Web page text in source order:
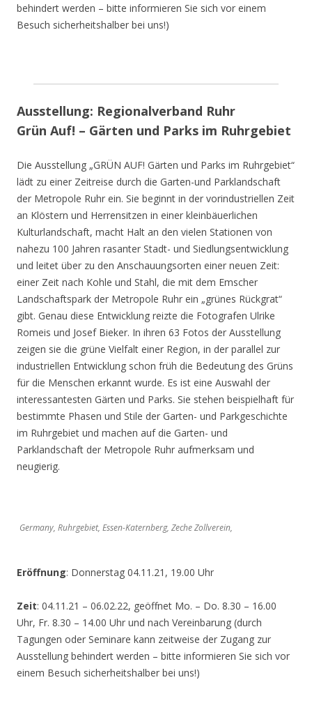
behindert werden – bitte informieren Sie sich vor einem
Besuch sicherheitshalber bei uns!)
Ausstellung: Regionalverband Ruhr
Grün Auf! – Gärten und Parks im Ruhrgebiet
Die Ausstellung „GRÜN AUF! Gärten und Parks im Ruhrgebiet“
lädt zu einer Zeitreise durch die Garten-und Parklandschaft
der Metropole Ruhr ein. Sie beginnt in der vorindustriellen Zeit
an Klöstern und Herrensitzen in einer kleinbäuerlichen
Kulturlandschaft, macht Halt an den vielen Stationen von
nahezu 100 Jahren rasanter Stadt- und Siedlungsentwicklung
und leitet über zu den Anschauungsorten einer neuen Zeit:
einer Zeit nach Kohle und Stahl, die mit dem Emscher
Landschaftspark der Metropole Ruhr ein „grünes Rückgrat“
gibt. Genau diese Entwicklung reizte die Fotografen Ulrike
Romeis und Josef Bieker. In ihren 63 Fotos der Ausstellung
zeigen sie die grüne Vielfalt einer Region, in der parallel zur
industriellen Entwicklung schon früh die Bedeutung des Grüns
für die Menschen erkannt wurde. Es ist eine Auswahl der
interessantesten Gärten und Parks. Sie stehen beispielhaft für
bestimmte Phasen und Stile der Garten- und Parkgeschichte
im Ruhrgebiet und machen auf die Garten- und
Parklandschaft der Metropole Ruhr aufmerksam und
neugierig.
Germany, Ruhrgebiet, Essen-Katernberg, Zeche Zollverein,
Eröffnung: Donnerstag 04.11.21, 19.00 Uhr
Zeit: 04.11.21 – 06.02.22, geöffnet Mo. – Do. 8.30 – 16.00
Uhr, Fr. 8.30 – 14.00 Uhr und nach Vereinbarung (durch
Tagungen oder Seminare kann zeitweise der Zugang zur
Ausstellung behindert werden – bitte informieren Sie sich vor
einem Besuch sicherheitshalber bei uns!)